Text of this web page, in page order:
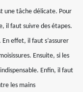
une tâche délicate. Pour
il faut suivre des étapes.
effet, il faut s’assurer
Ensuite, si les
Enfin, il faut
les mains